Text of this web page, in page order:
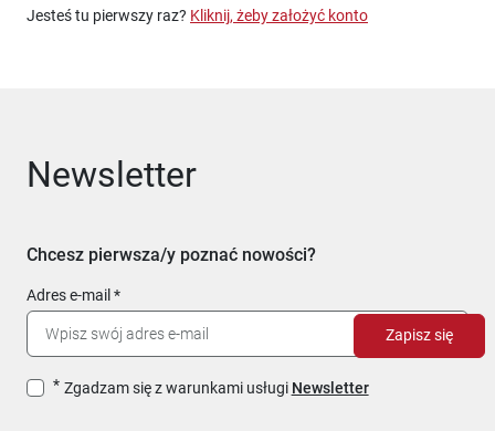
Jesteś tu pierwszy raz? Kliknij, żeby założyć konto
Newsletter
Chcesz pierwsza/y poznać nowości?
Adres e-mail
Zgadzam się z warunkami usługi Newsletter
Zapisz się